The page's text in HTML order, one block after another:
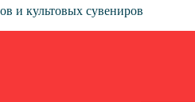
и культовых сувениров